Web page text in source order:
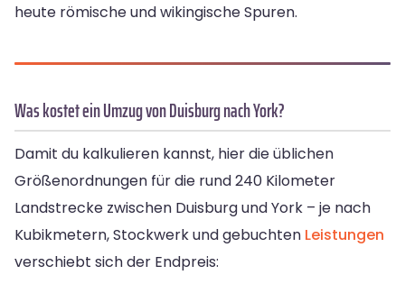
heute römische und wikingische Spuren.
Was kostet ein Umzug von Duisburg nach York?
Damit du kalkulieren kannst, hier die üblichen
Größenordnungen für die rund 240 Kilometer
Landstrecke zwischen Duisburg und York – je nach
Kubikmetern, Stockwerk und gebuchten Leistungen
verschiebt sich der Endpreis: